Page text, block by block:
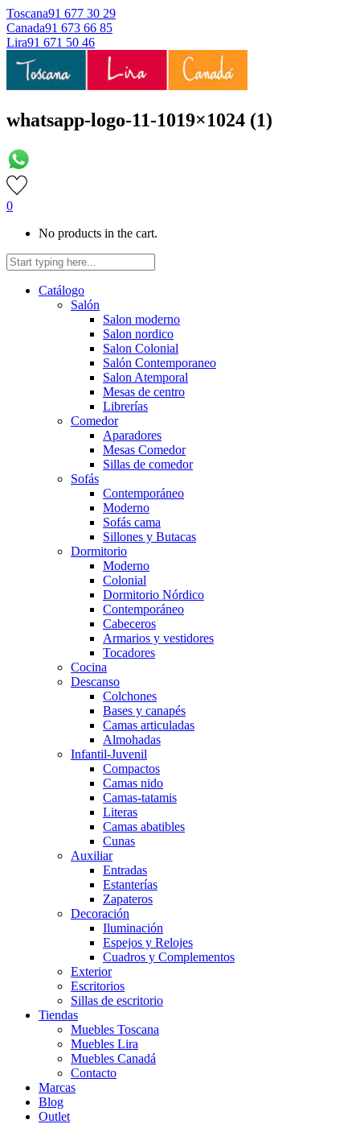
Toscana91 677 30 29
Canada91 673 66 85
Lira91 671 50 46
whatsapp-logo-11-1019×1024 (1)
0
No products in the cart.
Catálogo
Salón
Salon moderno
Salon nordico
Salon Colonial
Salón Contemporaneo
Salon Atemporal
Mesas de centro
Librerías
Comedor
Aparadores
Mesas Comedor
Sillas de comedor
Sofás
Contemporáneo
Moderno
Sofás cama
Sillones y Butacas
Dormitorio
Moderno
Colonial
Dormitorio Nórdico
Contemporáneo
Cabeceros
Armarios y vestidores
Tocadores
Cocina
Descanso
Colchones
Bases y canapés
Camas articuladas
Almohadas
Infantil-Juvenil
Compactos
Camas nido
Camas-tatamis
Literas
Camas abatibles
Cunas
Auxiliar
Entradas
Estanterías
Zapateros
Decoración
Iluminación
Espejos y Relojes
Cuadros y Complementos
Exterior
Escritorios
Sillas de escritorio
Tiendas
Muebles Toscana
Muebles Lira
Muebles Canadá
Contacto
Marcas
Blog
Outlet